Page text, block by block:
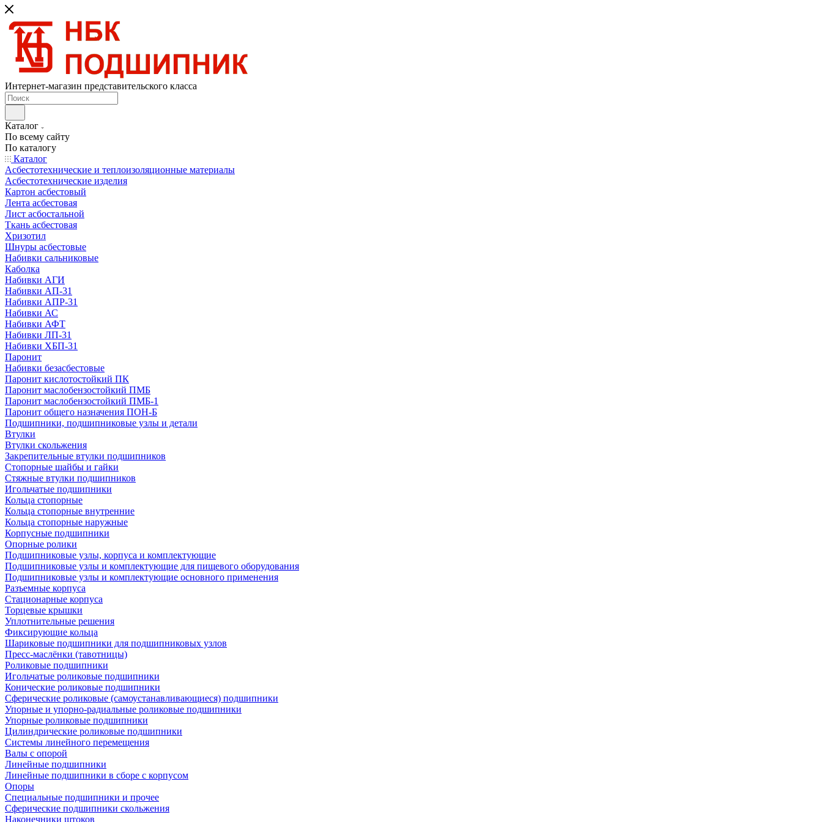
Интернет-магазин представительского класса
Каталог
По всему сайту
По каталогу
Каталог
Асбестотехнические и теплоизоляционные материалы
Асбестотехнические изделия
Картон асбестовый
Лента асбестовая
Лист асбостальной
Ткань асбестовая
Хризотил
Шнуры асбестовые
Набивки сальниковые
Каболка
Набивки АГИ
Набивки АП-31
Набивки АПР-31
Набивки АС
Набивки АФТ
Набивки ЛП-31
Набивки ХБП-31
Паронит
Набивки безасбестовые
Паронит кислотостойкий ПК
Паронит маслобензостойкий ПМБ
Паронит маслобензостойкий ПМБ-1
Паронит общего назначения ПОН-Б
Подшипники, подшипниковые узлы и детали
Втулки
Втулки скольжения
Закрепительные втулки подшипников
Стопорные шайбы и гайки
Стяжные втулки подшипников
Игольчатые подшипники
Кольца стопорные
Кольца стопорные внутренние
Кольца стопорные наружные
Корпусные подшипники
Опорные ролики
Подшипниковые узлы, корпуса и комплектующие
Подшипниковые узлы и комплектующие для пищевого оборудования
Подшипниковые узлы и комплектующие основного применения
Разъемные корпуса
Стационарные корпуса
Торцевые крышки
Уплотнительные решения
Фиксирующие кольца
Шариковые подшипники для подшипниковых узлов
Пресс-маслёнки (тавотницы)
Роликовые подшипники
Игольчатые роликовые подшипники
Конические роликовые подшипники
Сферические роликовые (самоустанавливающиеся) подшипники
Упорные и упорно-радиальные роликовые подшипники
Упорные роликовые подшипники
Цилиндрические роликовые подшипники
Системы линейного перемещения
Валы с опорой
Линейные подшипники
Линейные подшипники в сборе с корпусом
Опоры
Специальные подшипники и прочее
Сферические подшипники скольжения
Наконечники штоков